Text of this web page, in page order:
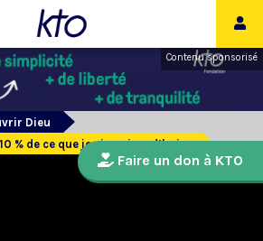
Contenu sponsorisé
Dieu
% de ce que je vis aujourd’hui »
Faire un don à KTO